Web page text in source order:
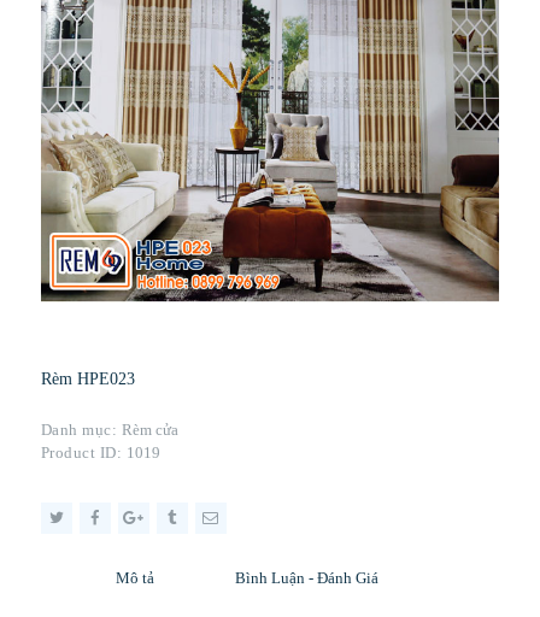
Rèm HPE023
Danh mục: Rèm cửa
Product ID: 1019
Mô tả Bình Luận - Đánh Giá